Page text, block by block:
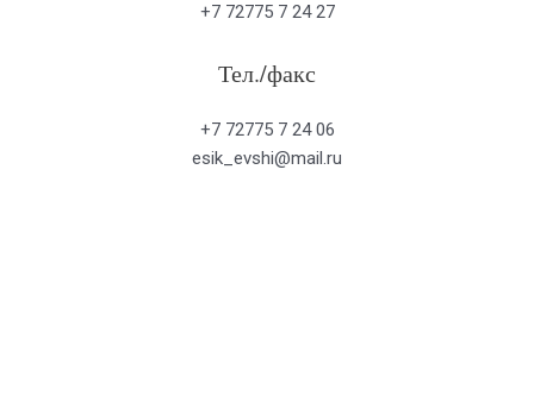
+7 72775 7 24 27
Тел./факс
+7 72775 7 24 06
esik_evshi@mail.ru